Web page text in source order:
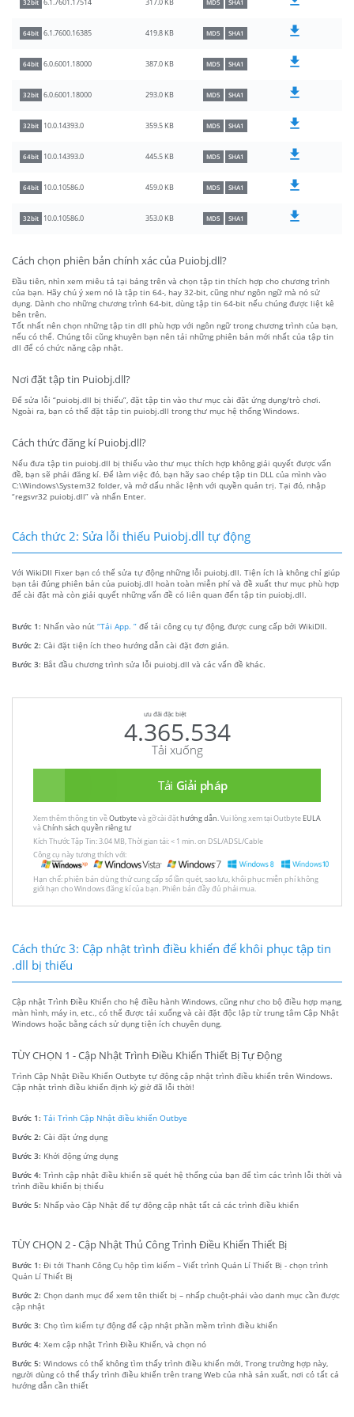
32bit 6.1.7601.17514 317.0 KB MD5 SHA1
64bit 6.1.7600.16385 419.8 KB MD5 SHA1
64bit 6.0.6001.18000 387.0 KB MD5 SHA1
32bit 6.0.6001.18000 293.0 KB MD5 SHA1
32bit 10.0.14393.0 359.5 KB MD5 SHA1
64bit 10.0.14393.0 445.5 KB MD5 SHA1
64bit 10.0.10586.0 459.0 KB MD5 SHA1
32bit 10.0.10586.0 353.0 KB MD5 SHA1
Cách chọn phiên bản chính xác của Puiobj.dll?
Đầu tiên, nhìn xem miêu tả tại bảng trên và chọn tập tin thích hợp cho chương trình
của bạn. Hãy chú ý xem nó là tập tin 64-, hay 32-bit, cũng như ngôn ngữ mà nó sử
dụng. Dành cho những chương trình 64-bit, dùng tập tin 64-bit nếu chúng được liệt kê
bên trên.
Tốt nhất nên chọn những tập tin dll phù hợp với ngôn ngữ trong chương trình của bạn,
nếu có thể. Chúng tôi cũng khuyên bạn nên tải những phiên bản mới nhất của tập tin
dll để có chức năng cập nhật.
Nơi đặt tập tin Puiobj.dll?
Để sửa lỗi “puiobj.dll bị thiếu”, đặt tập tin vào thư mục cài đặt ứng dụng/trò chơi.
Ngoài ra, bạn có thể đặt tập tin puiobj.dll trong thư mục hệ thống Windows.
Cách thức đăng kí Puiobj.dll?
Nếu đưa tập tin puiobj.dll bị thiếu vào thư mục thích hợp không giải quyết được vấn
đề, bạn sẽ phải đăng kí. Để làm việc đó, bạn hãy sao chép tập tin DLL của mình vào
C:\Windows\System32 folder, và mở dấu nhắc lệnh với quyền quản trị. Tại đó, nhập
“regsvr32 puiobj.dll” và nhấn Enter.
Cách thức 2: Sửa lỗi thiếu Puiobj.dll tự động
Với WikiDll Fixer bạn có thể sửa tự động những lỗi puiobj.dll. Tiện ích là không chỉ giúp
bạn tải đúng phiên bản của puiobj.dll hoàn toàn miễn phí và đề xuất thư mục phù hợp
để cài đặt mà còn giải quyết những vấn đề có liên quan đến tập tin puiobj.dll.
Bước 1: Nhấn vào nút “Tải App. ” để tải công cụ tự động, được cung cấp bởi WikiDll.
Bước 2: Cài đặt tiện ích theo hướng dẫn cài đặt đơn giản.
Bước 3: Bắt đầu chương trình sửa lỗi puiobj.dll và các vấn đề khác.
ưu đãi đặc biệt
4.365.534
Tải xuống
Tải Giải pháp
Xem thêm thông tin vềOutbytevà gỡ cài đặthướng dẫn. Vui lòng xem tại Outbyte EULA
vàChính sách quyền riêng tư
Kích Thước Tập Tin: 3.04 MB, Thời gian tải: < 1 min. on DSL/ADSL/Cable
Công cụ này tương thích với:
Hạn chế: phiên bản dùng thử cung cấp số lần quét, sao lưu, khôi phục miễn phí không
giới hạn cho Windows đăng kí của bạn. Phiên bản đầy đủ phải mua.
Cách thức 3: Cập nhật trình điều khiển để khôi phục tập tin
.dll bị thiếu
Cập nhật Trình Điều Khiển cho hệ điều hành Windows, cũng như cho bộ điều hợp mạng,
màn hình, máy in, etc., có thể được tải xuống và cài đặt độc lập từ trung tâm Cập Nhật
Windows hoặc bằng cách sử dụng tiện ích chuyên dụng.
TÙY CHỌN 1 - Cập Nhật Trình Điều Khiển Thiết Bị Tự Động
Trình Cập Nhật Điều Khiển Outbyte tự động cập nhật trình điều khiển trên Windows.
Cập nhật trình điều khiển định kỳ giờ đã lỗi thời!
Bước 1: Tải Trình Cập Nhật điều khiển Outbye
Bước 2: Cài đặt ứng dụng
Bước 3: Khởi động ứng dụng
Bước 4: Trình cập nhật điều khiển sẽ quét hệ thống của bạn để tìm các trình lỗi thời và
trình điều khiển bị thiếu
Bước 5: Nhấp vào Cập Nhật để tự động cập nhật tất cả các trình điều khiển
TÙY CHỌN 2 - Cập Nhật Thủ Công Trình Điều Khiển Thiết Bị
Bước 1: Đi tới Thanh Công Cụ hộp tìm kiếm – Viết trình Quản Lí Thiết Bị - chọn trình
Quản Lí Thiết Bị
Bước 2: Chọn danh mục để xem tên thiết bị – nhấp chuột-phải vào danh mục cần được
cập nhật
Bước 3: Chọ tìm kiếm tự động để cập nhật phần mềm trình điều khiển
Bước 4: Xem cập nhật Trình Điều Khiển, và chọn nó
Bước 5: Windows có thể không tìm thấy trình điều khiển mới, Trong trường hợp này,
người dùng có thể thấy trình điều khiển trên trang Web của nhà sản xuất, nơi có tất cả
hướng dẫn cần thiết